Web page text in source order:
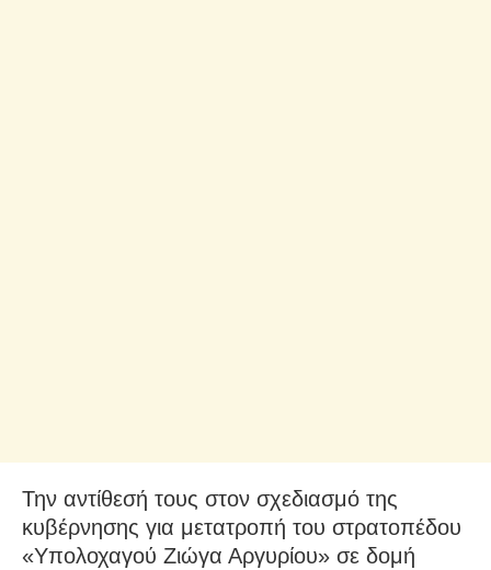
Την αντίθεσή τους στον σχεδιασμό της
κυβέρνησης για μετατροπή του στρατοπέδου
«Υπολοχαγού Ζιώγα Αργυρίου» σε δομή